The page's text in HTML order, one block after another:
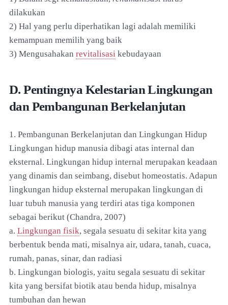
dilakukan
2) Hal yang perlu diperhatikan lagi adalah memiliki
kemampuan memilih yang baik
3) Mengusahakan revitalisasi kebudayaan
D. Pentingnya Kelestarian Lingkungan
dan Pembangunan Berkelanjutan
1. Pembangunan Berkelanjutan dan Lingkungan Hidup
Lingkungan hidup manusia dibagi atas internal dan
eksternal. Lingkungan hidup internal merupakan keadaan
yang dinamis dan seimbang, disebut homeostatis. Adapun
lingkungan hidup eksternal merupakan lingkungan di
luar tubuh manusia yang terdiri atas tiga komponen
sebagai berikut (Chandra, 2007)
a. Lingkungan fisik, segala sesuatu di sekitar kita yang
berbentuk benda mati, misalnya air, udara, tanah, cuaca,
rumah, panas, sinar, dan radiasi
b. Lingkungan biologis, yaitu segala sesuatu di sekitar
kita yang bersifat biotik atau benda hidup, misalnya
tumbuhan dan hewan